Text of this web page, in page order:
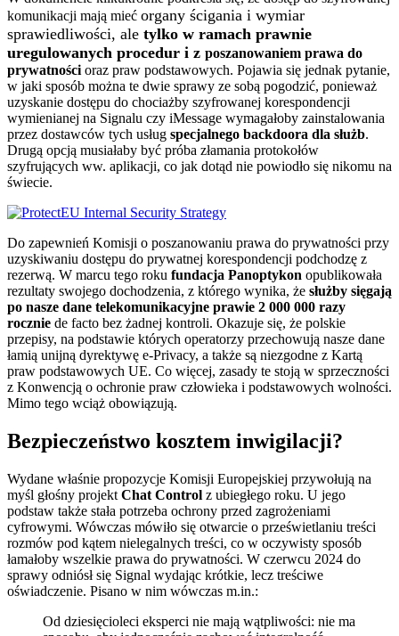
komunikacji mają mieć organy ścigania i wymiar
sprawiedliwości, ale tylko w ramach prawnie
uregulowanych procedur i z poszanowaniem prawa do
prywatności oraz praw podstawowych. Pojawia się jednak pytanie,
w jaki sposób można te dwie sprawy ze sobą pogodzić, ponieważ
uzyskanie dostępu do chociażby szyfrowanej korespondencji
wymienianej na Signalu czy iMessage wymagałoby zainstalowania
przez dostawców tych usług specjalnego backdoora dla służb.
Drugą opcją musiałaby być próba złamania protokołów
szyfrujących ww. aplikacji, co jak dotąd nie powiodło się nikomu na
świecie.
Do zapewnień Komisji o poszanowaniu prawa do prywatności przy
uzyskiwaniu dostępu do prywatnej korespondencji podchodzę z
rezerwą. W marcu tego roku fundacja Panoptykon opublikowała
rezultaty swojego dochodzenia, z którego wynika, że służby sięgają
po nasze dane telekomunikacyjne prawie 2 000 000 razy
rocznie de facto bez żadnej kontroli. Okazuje się, że polskie
przepisy, na podstawie których operatorzy przechowują nasze dane
łamią unijną dyrektywę e-Privacy, a także są niezgodne z Kartą
praw podstawowych UE. Co więcej, zasady te stoją w sprzeczności
z Konwencją o ochronie praw człowieka i podstawowych wolności.
Mimo tego wciąż obowiązują.
Bezpieczeństwo kosztem inwigilacji?
Wydane właśnie propozycje Komisji Europejskiej przywołują na
myśl głośny projekt Chat Control z ubiegłego roku. U jego
podstaw także stała potrzeba ochrony przed zagrożeniami
cyfrowymi. Wówczas mówiło się otwarcie o prześwietlaniu treści
rozmów pod kątem nielegalnych treści, co w oczywisty sposób
łamałoby wszelkie prawa do prywatności. W czerwcu 2024 do
sprawy odniósł się Signal wydając krótkie, lecz treściwe
oświadczenie. Pisano w nim wówczas m.in.:
Od dziesięcioleci eksperci nie mają wątpliwości: nie ma